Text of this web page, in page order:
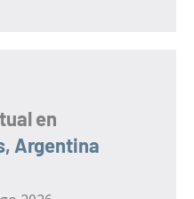
en
Argentina